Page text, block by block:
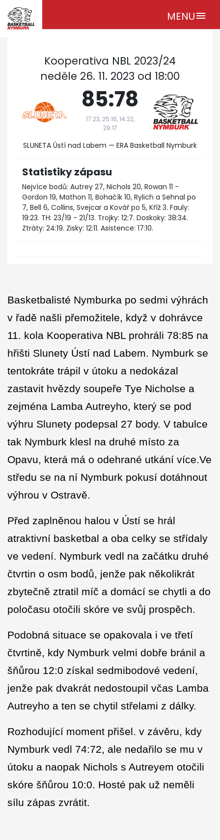
MENUmenu
Kooperativa NBL 2023/24
neděle 26. 11. 2023 od 18:00
85:78
17:23, 25:16, 14:22,
29:17
SLUNETA Ústí nad Labem — ERA Basketball Nymburk
Statistiky zápasu
Nejvíce bodů: Autrey 27, Nichols 20, Rowan 11 -
Gordon 19, Mathon 11, Bohačík 10, Rylich a Sehnal po
7, Bell 6, Collins, Svejcar a Kovář po 5, Kříž 3. Fauly:
19:23. TH: 23/19 - 21/13. Trojky: 12:7. Doskoky: 38:34.
Ztráty: 24:19. Zisky: 12:11. Asistence: 17:10.
Basketbalisté Nymburka po sedmi výhrách
v řadě našli přemožitele, když v dohrávce
11. kola Kooperativa NBL prohráli 78:85 na
hřišti Slunety Ústí nad Labem. Nymburk se
tentokráte trápil v útoku a nedokázal
zastavit hvězdy soupeře Tye Nicholse a
zejména Lamba Autreyho, který se pod
výhru Slunety podepsal 27 body. V tabulce
tak Nymburk klesl na druhé místo za
Opavu, která má o odehrané utkání více.Ve
středu se na ní Nymburk pokusí dotáhnout
výhrou v Ostravě.
Před zaplněnou halou v Ústí se hrál
atraktivní basketbal a oba celky se střídaly
ve vedení. Nymburk vedl na začátku druhé
čtvrtin o osm bodů, jenže pak několikrát
zbytečně ztratil míč a domácí se chytli a do
poločasu otočili skóre ve svůj prospěch.
Podobná situace se opakovala i ve třetí
čtvrtině, kdy Nymburk velmi dobře bránil a
šňůrou 12:0 získal sedmibodové vedení,
jenže pak dvakrát nedostoupil včas Lamba
Autreyho a ten se chytil střelami z dálky.
Rozhodující moment přišel. v závěru, kdy
Nymburk vedl 74:72, ale nedařilo se mu v
útoku a naopak Nichols s Autreyem otočili
skóre šňůrou 10:0. Hosté pak už neměli
sílu zápas zvrátit.